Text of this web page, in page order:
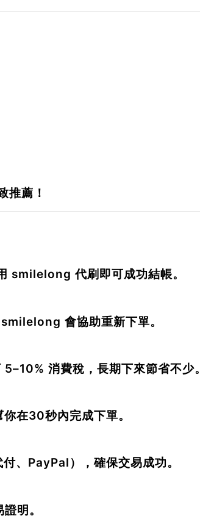
推薦！
smilelong 代刷即可成功結帳。
會協助重新下單。
5–10% 消費稅 ，長期下來節省不少。
在30秒內完成下單。
、PayPal），確保交易成功。
明。